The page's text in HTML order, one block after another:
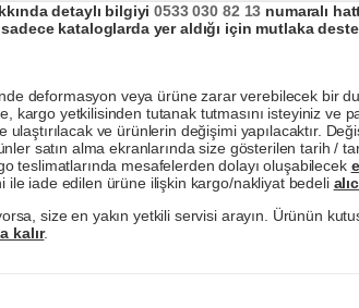
detaylı bilgiyi0533 030 82 13 numaralı
kataloglarda yer aldığı için mutlaka
deformasyon veya ürüne zarar verebilecek bir
kargo yetkilisinden tutanak tutmasını isteyiniz ve
ve ürünlerin değişimi yapılacaktır.
satın alma ekranlarında size gösterilen tarih
teslimatlarında mesafelerden dolayı oluşabilecek
ile iade edilen ürüne ilişkin kargo/nakliyat bedeli
size en yakın yetkili servisi arayın. Ürünün
kalır.